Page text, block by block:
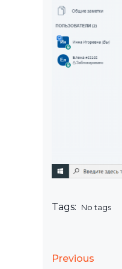
Tags: No tags
Previous